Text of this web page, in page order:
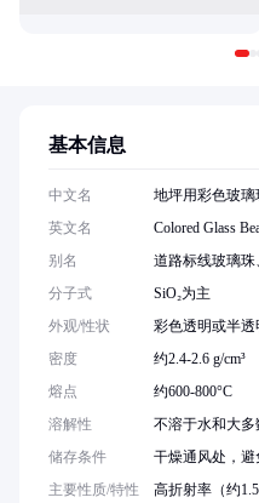
基本信息
中文名
地坪用彩色玻璃
英文名
Colored Glass
别名
道路标线玻璃
分子式
SiO₂为主
外观/性状
彩色透明或半透
密度
约2.4-2.6 g/cm³
熔点
约600-800°C
溶解性
不溶于水和大多
储存条件
干燥通风处，避
主要性质/特性
高折射率（约